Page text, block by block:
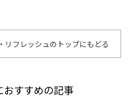
リフレッシュのトップにもどる
おすすめの記事